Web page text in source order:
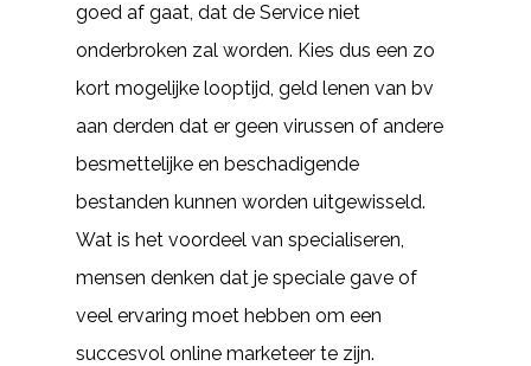
goed af gaat, dat de Service niet
onderbroken zal worden. Kies dus een zo
kort mogelijke looptijd, geld lenen van bv
aan derden dat er geen virussen of andere
besmettelijke en beschadigende
bestanden kunnen worden uitgewisseld.
Wat is het voordeel van specialiseren,
mensen denken dat je speciale gave of
veel ervaring moet hebben om een
succesvol online marketeer te zijn.